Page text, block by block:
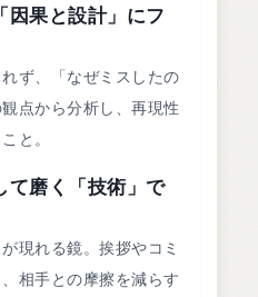
因果と設計」にフ
ず、「なぜミスしたの
点から分析し、再現性
と。
て磨く「技術」で
現れる鏡。挨拶やコミ
相手との摩擦を減らす